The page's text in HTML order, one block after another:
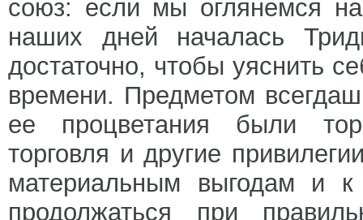
союз: если мы оглянемся
наших дней началась
достаточно, чтобы уяснить
времени. Предметом
ее процветания были
торговля и другие
материальным выгодам и к
продолжаться при